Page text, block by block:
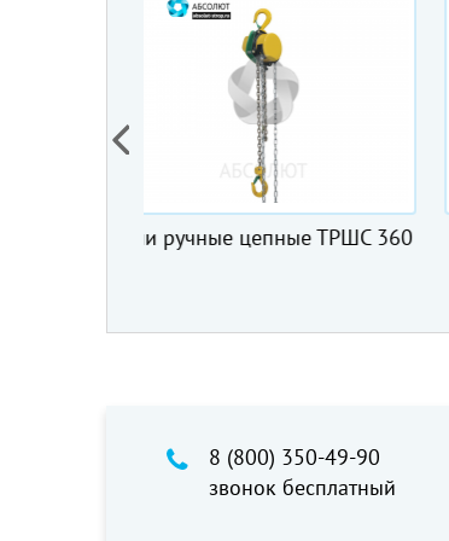
Лебедка рычажная тросовая
8 (800) 350-49-90
звонок бесплатный